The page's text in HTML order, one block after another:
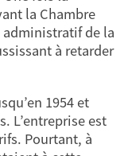
la Chambre
de la
à retarder
1954 et
L’entreprise est
Pourtant, à